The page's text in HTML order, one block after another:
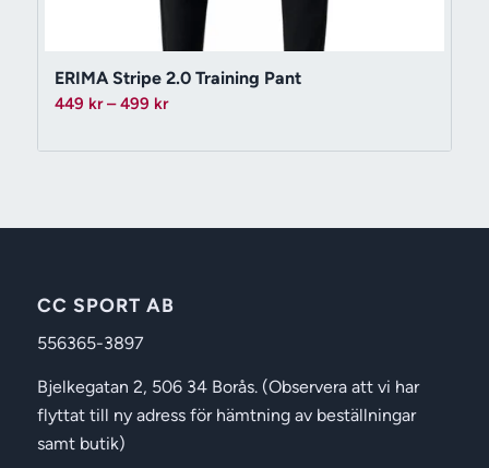
ERIMA Stripe 2.0 Training Pant
449 kr – 499 krPrisintervall:
till
CC SPORT AB
556365-3897
Bjelkegatan 2, 506 34 Borås. (Observera att vi har
flyttat till ny adress för hämtning av beställningar
samt butik)